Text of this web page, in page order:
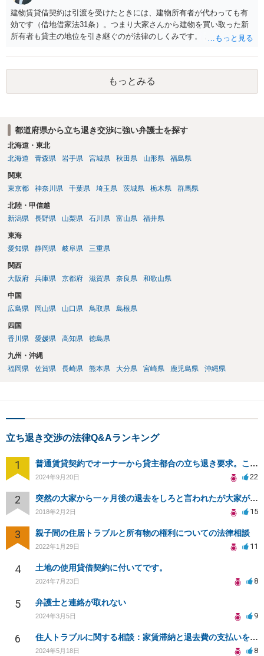
容を十分に確認し、不明点は弁護士に相談することをおすすめしま
す。
建物賃貸借契約は引渡を受けたときには、建物所有者が代わっても有
効です（借地借家法31条）。つまり大家さんから建物を買い取った新
所有者も貸主の地位を引き継ぐのが法律のしくみです。 おそらくは、
が納得いくものであれば応じても良いですが、納得できなければ断る
（家賃を支払い居住を続ける）のが良いでしょう。
もっとみる
都道府県から立ち退き交渉に強い弁護士を探す
北海道・東北
北海道
青森県 岩手県 宮城県 秋田県 山形県 福島県
関東
東京都
神奈川県 千葉県 埼玉県 茨城県 栃木県 群馬県
北陸・甲信越
新潟県
長野県 山梨県 石川県 富山県 福井県
東海
愛知県
静岡県 岐阜県 三重県
関西
大阪府
兵庫県 京都府 滋賀県 奈良県 和歌山県
中国
広島県
岡山県 山口県 鳥取県 島根県
四国
香川県
愛媛県 高知県 徳島県
九州・沖縄
福岡県
佐賀県 長崎県 熊本県 大分県 宮崎県 鹿児島県 沖縄県
立ち退き交渉の法律Q&Aランキング
1 普通賃貸契約でオーナーから貸主都合の立ち退き要求。このまま住み続けるには？
2024年9月20日 22
2 突然の大家から一ヶ月後の退去をしろと言われたが大家が損害請求に応じない
2018年2月2日 15
3 親子間の住居トラブルと所有物の権利についての法律相談
2022年1月29日 11
4 土地の使用貸借契約に付いてです。
2024年7月23日 8
5 弁護士と連絡が取れない
2024年3月5日 9
6 住人トラブルに関する相談：家賃滞納と退去費の支払いを拒否され、管理鍵の横領も発生
2024年5月18日 8